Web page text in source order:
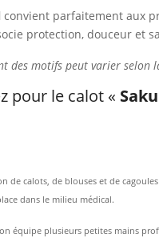
convient parfaitement aux
protection, douceur et
des motifs peut varier selon
pour le calot «
de calots, de blouses et de
dans le milieu médical.
équipe plusieurs petites mains